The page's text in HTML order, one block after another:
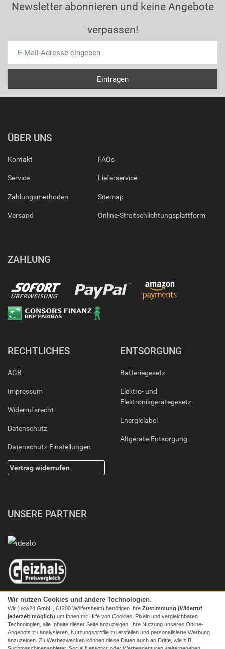
Newsletter abonnieren und keine Angebote
verpassen!
ÜBER UNS
Kontakt
Service
Zahlungsmethoden
Versand
FAQs
Lieferservice
Sitemap
Online-Streitschlichtungsplattform
ZAHLUNG
RECHTLICHES
AGB
Impressum
Widerrufsrecht
Datenschutz
Datenschutz-Einstellungen
Vertrag widerrufen
ENTSORGUNG
Batteriegesetz
Elektro- und
Elektronikgerätegesetz
Energielabel
Altgeräte-Entsorgung
UNSERE PARTNER
Wir nutzen Cookies und andere Technologien.
Wir (ukw24 GmbH, 61200 Wölfersheim) benötigen Ihre Zustimmung (Widerruf
jederzeit möglich) um Ihnen mit Hilfe von Cookies, Pixeln und vergleichbaren
Technologien, alle Inhalte dieser Seite anzuzeigen, Ihre Nutzung unseres Online-
Angebots zu analysieren, Nutzungsprofile zu erstellen und personalisierte Werbung
anzuzeigen. Zu Werbezwecken können diese Daten auch an Dritte, wie z.B.